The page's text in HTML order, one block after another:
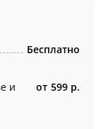
Бесплатно
и
от 599 р.